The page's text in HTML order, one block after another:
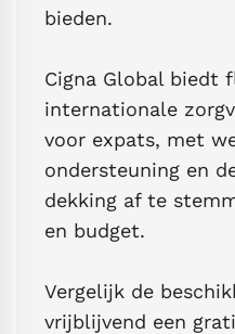
bieden.
Cigna Global biedt
internationale
voor expats, met
ondersteuning en
dekking af te
en budget.
Vergelijk de
vrijblijvend een